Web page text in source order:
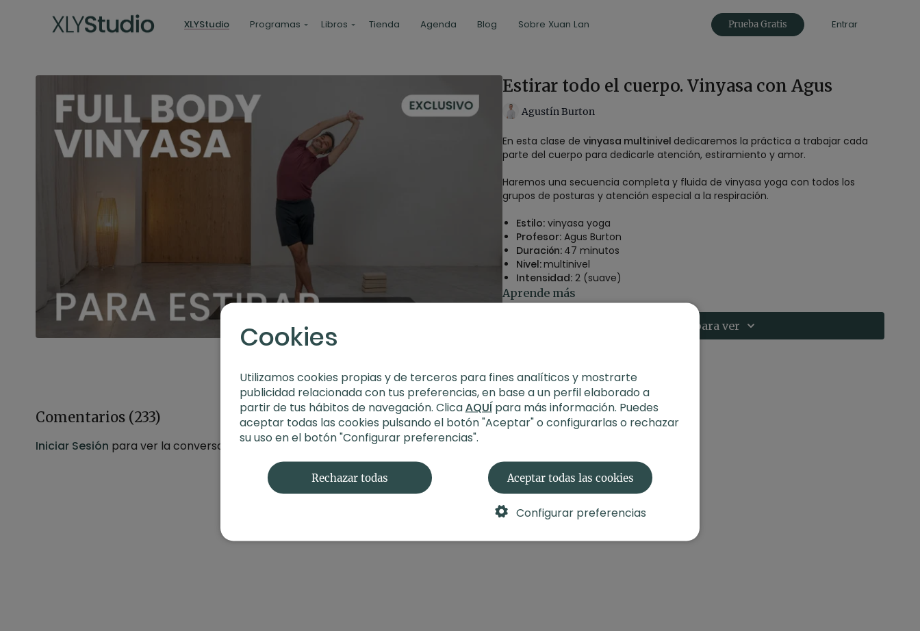
XLYStudio Programas Libros Tienda Agenda Blog Sobre Xuan Lan Prueba Gratis Entrar
Estirar todo el cuerpo. Vinyasa con Agus
Agustín Burton
En esta clase de vinyasa multinivel dedicaremos la práctica a trabajar cada
parte del cuerpo para dedicarle atención, estiramiento y amor.
Haremos una secuencia completa y fluida de vinyasa yoga con todos los
grupos de posturas y atención especial a la respiración.
Estilo: vinyasa yoga
Profesor: Agus Burton
Duración: 47 minutos
Nivel:multinivel
Intensidad: 2 (suave)
Material:2 bloques
Enfoque:todo el cuerpo
Aprende más
Suscríbete para ver
Comentarios (233)
Iniciar Sesión para ver la conversación
Cookies
Utilizamos cookies propias y de terceros para fines analíticos y mostrarte
publicidad relacionada con tus preferencias, en base a un perfil elaborado a
partir de tus hábitos de navegación. ClicaAQUÍpara más información. Puedes
aceptar todas las cookies pulsando el botón "Aceptar" o configurarlas o rechazar
su uso en el botón "Configurar preferencias".
Rechazar todas Aceptar todas las cookies
Configurar preferencias